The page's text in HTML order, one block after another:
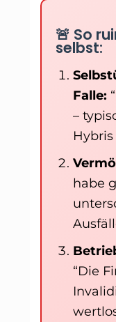
🚨 So
selbst:
Falle:
–
Hybris
habe
“Die